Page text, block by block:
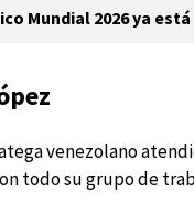
Mundial 2026 ya
venezolano
todo su grupo de